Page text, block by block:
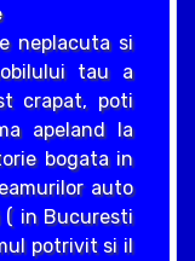
neplacuta si
tau a
crapat, poti
apeland la
bogata in
auto
( in Bucuresti
potrivit si il